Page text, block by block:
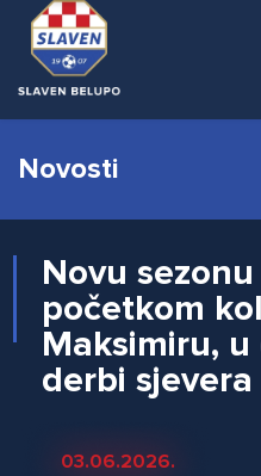
Novosti
Novu
početkom
Maksimiru,
derbi
03.06.2026.